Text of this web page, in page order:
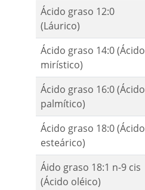
Ácido graso 12:0
(Láurico)
Ácido graso 14:0 (Ácido
mirístico)
Ácido graso 16:0 (Ácido
palmítico)
Ácido graso 18:0 (Ácido
esteárico)
Áido graso 18:1 n-9 cis
(Ácido oléico)